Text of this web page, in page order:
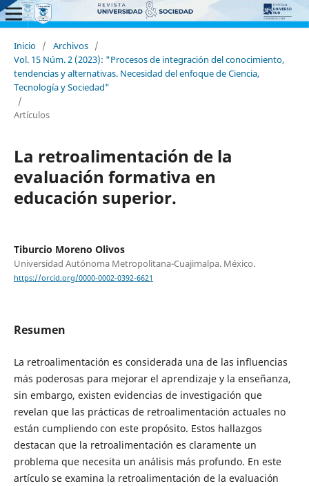
Inicio / Archivos /
Vol. 15 Núm. 2 (2023): "Procesos de integración del conocimiento,
tendencias y alternativas. Necesidad del enfoque de Ciencia,
Tecnología y Sociedad"
/
Artículos
La retroalimentación de la
evaluación formativa en
educación superior.
Tiburcio Moreno Olivos
Universidad Autónoma Metropolitana-Cuajimalpa. México.
https://orcid.org/0000-0002-0392-6621
Resumen
La retroalimentación es considerada una de las influencias
más poderosas para mejorar el aprendizaje y la enseñanza,
sin embargo, existen evidencias de investigación que
revelan que las prácticas de retroalimentación actuales no
están cumpliendo con este propósito. Estos hallazgos
destacan que la retroalimentación es claramente un
problema que necesita un análisis más profundo. En este
artículo se examina la retroalimentación de la evaluación